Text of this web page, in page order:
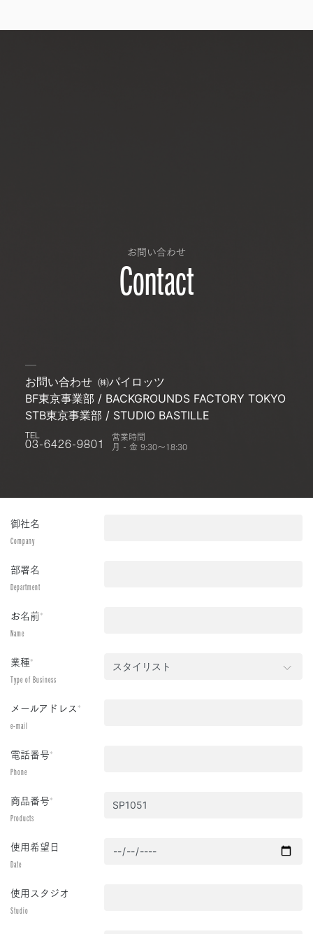
お問い合わせ
Contact
お問い合わせ ㈱パイロッツ
BF東京事業部 / BACKGROUNDS FACTORY TOKYO
STB東京事業部 / STUDIO BASTILLE
TEL
03-6426-9801
営業時間
月 - 金 9:30〜18:30
御社名
Company
部署名
Department
お名前*
Name
業種*
Type of Business
メールアドレス*
e-mail
電話番号*
Phone
商品番号*
Products
使用希望日
Date
使用スタジオ
Studio